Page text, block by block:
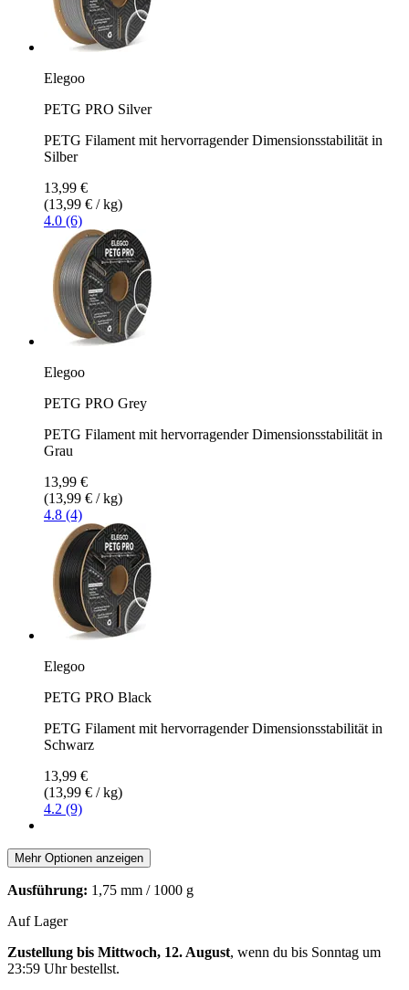
Elegoo
PETG PRO Silver
PETG Filament mit hervorragender Dimensionsstabilität in
Silber
13,99 €
(13,99 € / kg)
4.0 (6)
Elegoo
PETG PRO Grey
PETG Filament mit hervorragender Dimensionsstabilität in
Grau
13,99 €
(13,99 € / kg)
4.8 (4)
Elegoo
PETG PRO Black
PETG Filament mit hervorragender Dimensionsstabilität in
Schwarz
13,99 €
(13,99 € / kg)
4.2 (9)
Mehr Optionen anzeigen
Ausführung: 1,75 mm / 1000 g
Auf Lager
Zustellung bis Mittwoch, 12. August, wenn du bis Sonntag um
23:59 Uhrbestellst.